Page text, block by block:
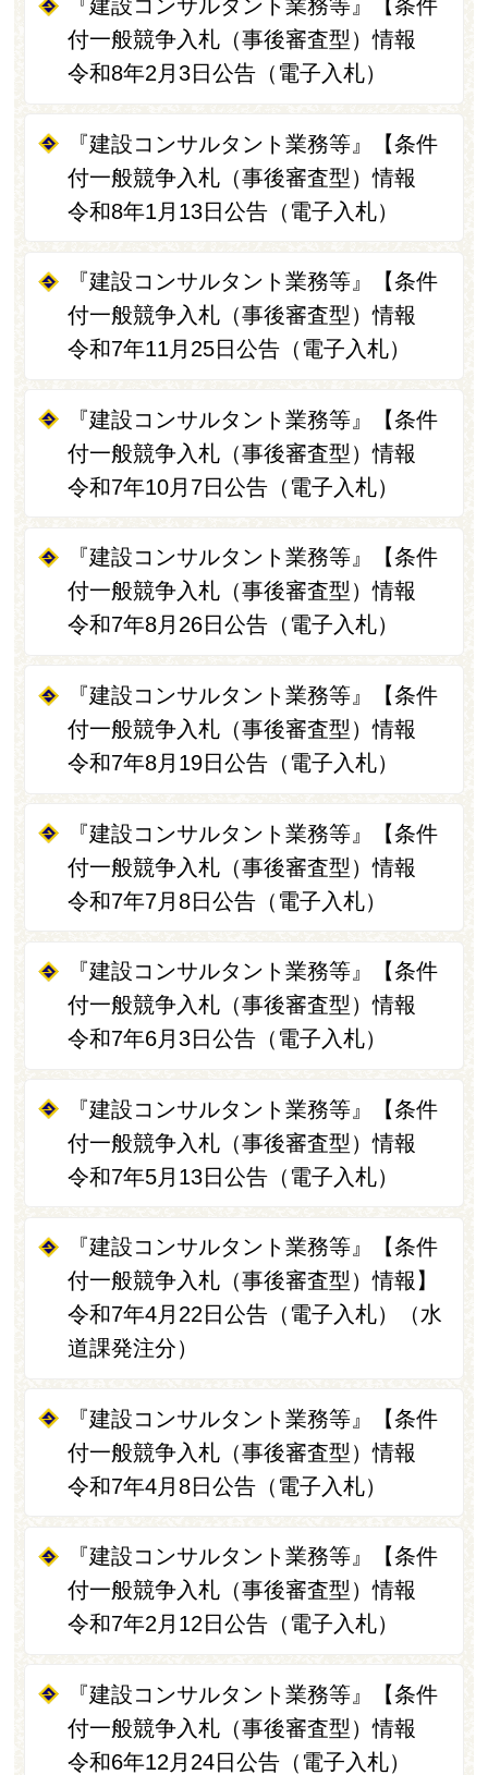
『建設コンサルタント業務等』【条件
付一般競争入札（事後審査型）情報
令和8年2月3日公告（電子入札）
『建設コンサルタント業務等』【条件
付一般競争入札（事後審査型）情報
令和8年1月13日公告（電子入札）
『建設コンサルタント業務等』【条件
付一般競争入札（事後審査型）情報
令和7年11月25日公告（電子入札）
『建設コンサルタント業務等』【条件
付一般競争入札（事後審査型）情報
令和7年10月7日公告（電子入札）
『建設コンサルタント業務等』【条件
付一般競争入札（事後審査型）情報
令和7年8月26日公告（電子入札）
『建設コンサルタント業務等』【条件
付一般競争入札（事後審査型）情報
令和7年8月19日公告（電子入札）
『建設コンサルタント業務等』【条件
付一般競争入札（事後審査型）情報
令和7年7月8日公告（電子入札）
『建設コンサルタント業務等』【条件
付一般競争入札（事後審査型）情報
令和7年6月3日公告（電子入札）
『建設コンサルタント業務等』【条件
付一般競争入札（事後審査型）情報
令和7年5月13日公告（電子入札）
『建設コンサルタント業務等』【条件
付一般競争入札（事後審査型）情報】
令和7年4月22日公告（電子入札）（水
道課発注分）
『建設コンサルタント業務等』【条件
付一般競争入札（事後審査型）情報
令和7年4月8日公告（電子入札）
『建設コンサルタント業務等』【条件
付一般競争入札（事後審査型）情報
令和7年2月12日公告（電子入札）
『建設コンサルタント業務等』【条件
付一般競争入札（事後審査型）情報
令和6年12月24日公告（電子入札）